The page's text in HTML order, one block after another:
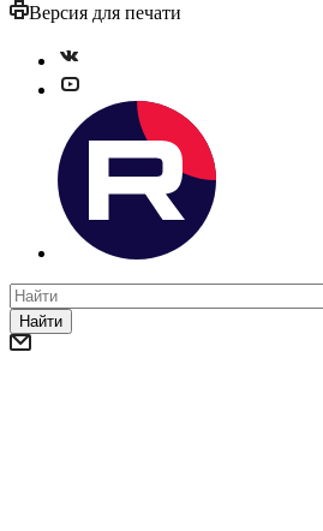
Версия для печати
Найти